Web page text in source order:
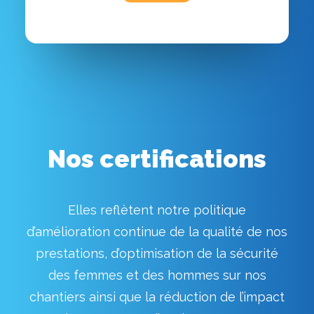
Nos certifications
Elles reflètent notre politique
d’amélioration continue de la qualité de nos
prestations, d’optimisation de la sécurité
des femmes et des hommes sur nos
chantiers ainsi que la réduction de l’impact